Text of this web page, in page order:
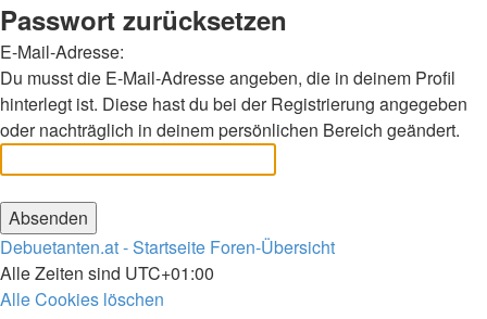
Passwort zurücksetzen
E-Mail-Adresse:
Du musst die E-Mail-Adresse angeben, die in deinem Profil
hinterlegt ist. Diese hast du bei der Registrierung angegeben
oder nachträglich in deinem persönlichen Bereich geändert.
Debuetanten.at - Startseite Foren-Übersicht
Alle Zeiten sind UTC+01:00
Alle Cookies löschen